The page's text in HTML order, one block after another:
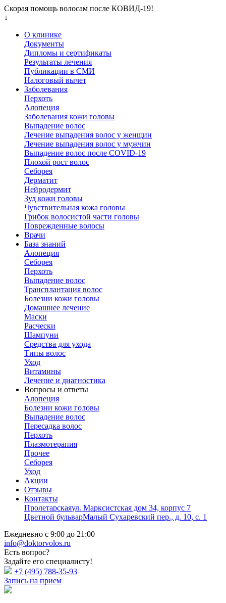
Скорая помощь волосам после КОВИД-19!
↓
О клинике
Документы
Дипломы и сертификаты
Результаты лечения
Публикации в СМИ
Налоговый вычет
Заболевания
Перхоть
Алопеция
Заболевания кожи головы
Выпадение волос
Лечение выпадения волос у женщин
Лечение выпадения волос у мужчин
Выпадение волос после COVID-19
Плохой рост волос
Cеборея
Дерматит
Нейродермит
Зуд кожи головы
Чувствительная кожа головы
Грибок волосистой части головы
Поврежденные волосы
Врачи
База знаний
Алопеция
Себорея
Перхоть
Выпадение волос
Трансплантация волос
Болезни кожи головы
Домашнее лечение
Маски
Расчески
Шампуни
Средства для ухода
Типы волос
Уход
Витамины
Лечение и диагностика
Вопросы и ответы
Алопеция
Болезни кожи головы
Выпадение волос
Пересадка волос
Перхоть
Плазмотерапия
Прочее
Себорея
Уход
Акции
Отзывы
Контакты
Пролетарскаяул. Марксистская дом 34, корпус 7
Цветной бульварМалый Сухаревский пер., д. 10, с. 1
Ежедневно с 9:00 до 21:00
info@doktorvolos.ru
Есть вопрос?
Задайте его специалисту!
+7 (495) 788-35-93
Запись на прием